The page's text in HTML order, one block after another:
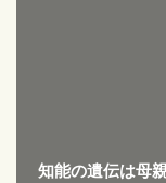
知能の遺伝は母